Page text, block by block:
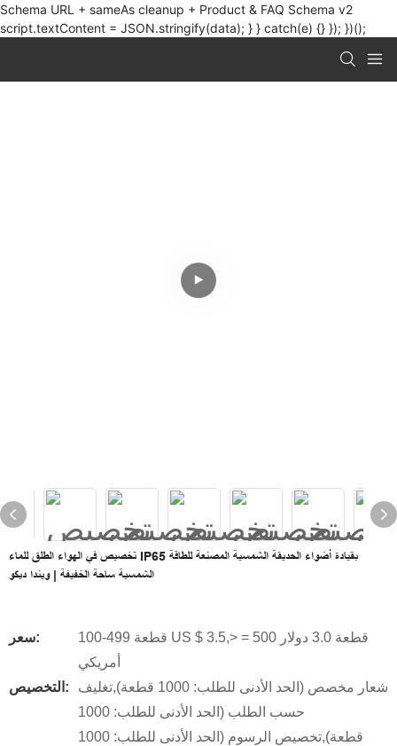
Schema URL + sameAs cleanup + Product & FAQ Schema v2
script.textContent = JSON.stringify(data); } } catch(e) {} }); })();
تخصيص في الهواء الطلق للماء IP65 بقيادة أضواء الحديقة الشمسية المصنعة للطاقة
الشمسية ساحة الخفيفة | ويندا ديكو
سعر:
100-499 قطعة US $ 3.5,> = 500 قطعة 3.0 دولار
أمريكي
التخصيص:
شعار مخصص (الحد الأدنى للطلب: 1000 قطعة),تغليف
حسب الطلب (الحد الأدنى للطلب: 1000
قطعة),تخصيص الرسوم (الحد الأدنى للطلب: 1000